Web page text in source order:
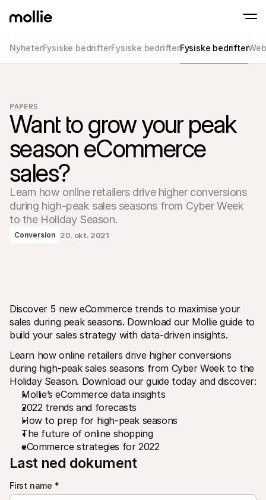
Fysiske betalinger
Motta betalinger
og enheter
Kasse
Tilby en
Acceptance & Risk
Forhindre svindel og
Partnere
For byråer
Tekniske ressurser
Utviklerportal
Oppdag utviklerressurser og oppdateringer
Biblioteker
Integrer Mollie med ferdige biblioteker
Discord-fellesskap
Bli med i vårt utviklerfellesskap
Om Mollie
Priser
Se våre priser
Om oss
Les mer om vår historie og våre
Nyheter
Les siste nytt fra Mollie Last
NyheterFysiske bedrifterFysiske bedrifterFysiske bedrifter
PAPERS
Want to grow your peak
season eCommerce
sales?
Learn how online retailers drive higher conversions
during high-peak sales seasons from Cyber Week
to the Holiday Season.
Conversion 20. okt. 2021
Discover 5 new eCommerce trends to maximise your
sales during peak seasons. Download our Mollie guide to
build your sales strategy with data-driven insights.
Learn how online retailers drive higher conversions
during high-peak sales seasons from Cyber Week to the
Holiday Season. Download our guide today and discover:
Mollie’s eCommerce data insights
2022 trends and forecasts
How to prep for high-peak seasons
The future of online shopping
eCommerce strategies for 2022
Last ned dokument
First name *